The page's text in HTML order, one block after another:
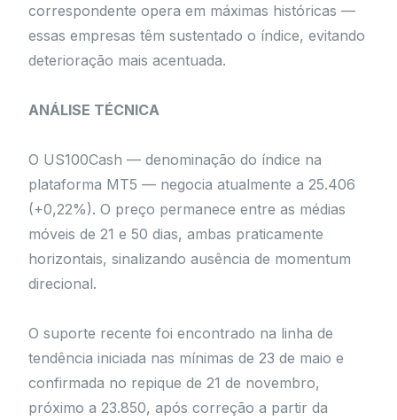
correspondente opera em máximas históricas —
essas empresas têm sustentado o índice, evitando
deterioração mais acentuada.
ANÁLISE TÉCNICA
O US100Cash — denominação do índice na
plataforma MT5 — negocia atualmente a 25.406
(+0,22%). O preço permanece entre as médias
móveis de 21 e 50 dias, ambas praticamente
horizontais, sinalizando ausência de momentum
direcional.
O suporte recente foi encontrado na linha de
tendência iniciada nas mínimas de 23 de maio e
confirmada no repique de 21 de novembro,
próximo a 23.850, após correção a partir da